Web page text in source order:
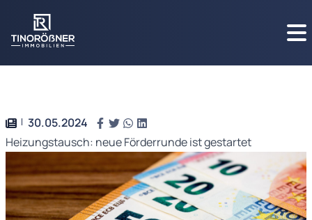
30.05.2024
Heizungstausch: neue Förderrunde ist gestartet